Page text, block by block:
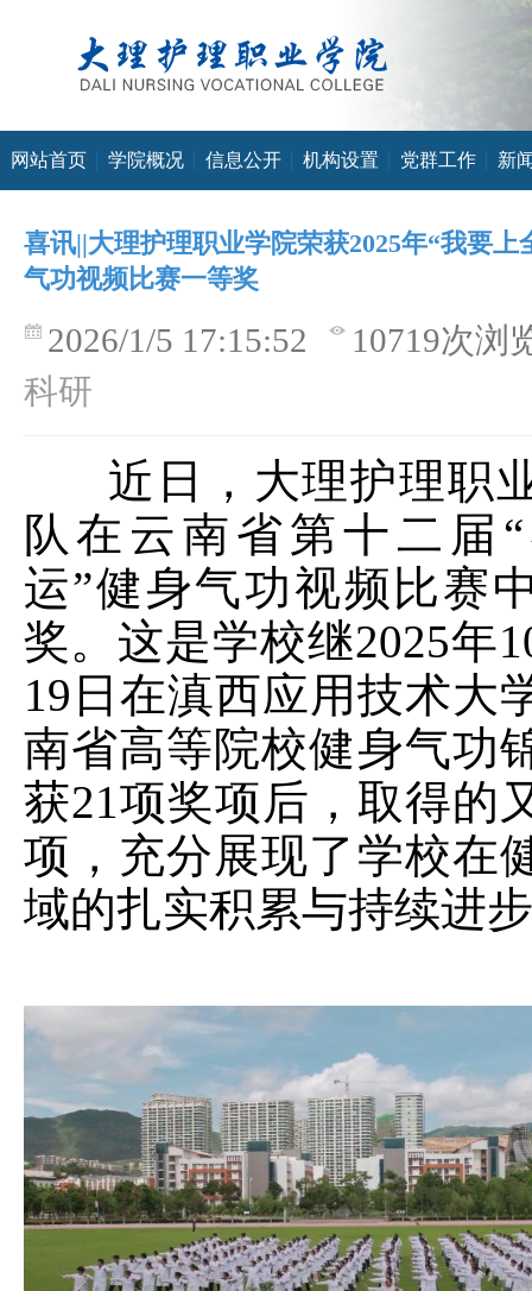
网站首页 学院概况 信息公开 机构设置 党群工作 新
喜讯||大理护理职业学院荣获2025年“我要上
气功视频比赛一等奖
2026/1/5 17:15:52
10719次浏
科研
近日，大理护理职
队在云南省第十二届 “
运”健身气功视频比赛
奖。这是学校继2025年
19 日在滇西应用技术大
南省高等院校健身气功
获21项奖项后，取得的
项，充分展现了学校在
域的扎实积累与持续进